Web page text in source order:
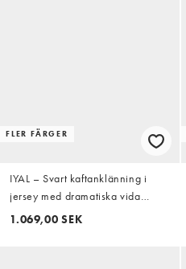
FLER FÄRGER
IYAL – Svart kaftanklänning i
jersey med dramatiska vida
ärmar
1.069,00 SEK